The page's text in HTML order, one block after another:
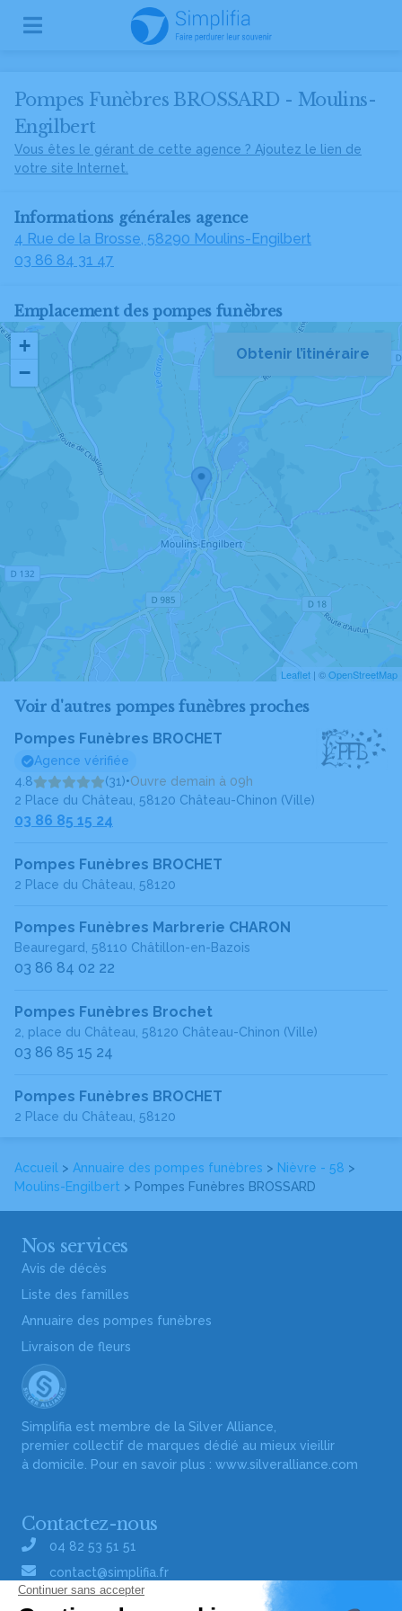
Pompes Funèbres BROSSARD - Moulins-
Engilbert
Vous êtes le gérant de cette agence ? Ajoutez le lien de
votre site Internet.
Informations générales agence
4 Rue de la Brosse, 58290 Moulins-Engilbert
03 86 84 31 47
Emplacement des pompes funèbres
+
−
Leaflet | ©OpenStreetMap
Obtenir l’itinéraire
Voir d'autres pompes funèbres proches
Pompes Funèbres BROCHET
Agence vérifiée
4.8
(31)•Ouvre demain à 09h
2 Place du Château, 58120 Château-Chinon (Ville)
03 86 85 15 24
Pompes Funèbres BROCHET
2 Place du Château, 58120
Pompes Funèbres Marbrerie CHARON
Beauregard, 58110 Châtillon-en-Bazois
03 86 84 02 22
Pompes Funèbres Brochet
2, place du Château, 58120 Château-Chinon (Ville)
03 86 85 15 24
Pompes Funèbres BROCHET
2 Place du Château, 58120
Accueil > Annuaire des pompes funèbres > Nièvre - 58 >
Moulins-Engilbert > Pompes Funèbres BROSSARD
Nos services
Avis de décès
Liste des familles
Annuaire des pompes funèbres
Livraison de fleurs
Simplifia est membre de la Silver Alliance,
premier collectif de marques dédié au mieux vieillir
à domicile. Pour en savoir plus : www.silveralliance.com
Contactez-nous
04 82 53 51 51
contact@simplifia.fr